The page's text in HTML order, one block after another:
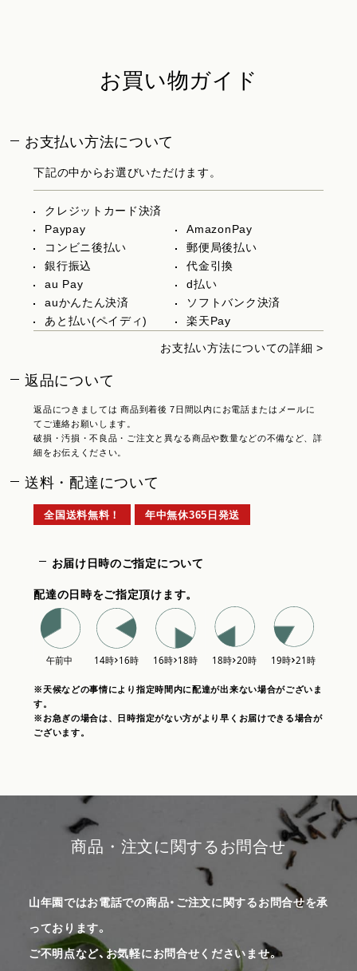
お買い物ガイド
お支払い方法について
下記の中からお選びいただけます。
クレジットカード決済
Paypay
AmazonPay
コンビニ後払い
郵便局後払い
銀行振込
代金引換
au Pay
d払い
auかんたん決済
ソフトバンク決済
あと払い(ペイディ)
楽天Pay
お支払い方法についての詳細 >
返品について
返品につきましては 商品到着後 7日間以内にお電話またはメールに
てご連絡お願いします。
破損・汚損・不良品・ご注文と異なる商品や数量などの不備など、詳
細をお伝えください。
送料・配達について
全国送料無料！ 年中無休365日発送
お届け日時のご指定について
配達の日時をご指定頂けます。
※天候などの事情により指定時間内に配達が出来ない場合がございま
す。
※お急ぎの場合は、日時指定がない方がより早くお届けできる場合が
ございます。
商品・注文に関するお問合せ
山年園ではお電話での商品・ご注文に関するお問合せを承
っております。
ご不明点など、お気軽にお問合せくださいませ。